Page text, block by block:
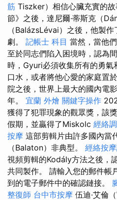
筋 Tiszker）相信心臟充實的
節》之後，達尼爾·蒂斯克（
（BalázsLévai）之後，他製
劇。 記帳士 科目 當然，當他
至於同志們陷入困境時，認為
時，Gyuri必須收集所有的勇氣
口水，或者將他心愛的家庭置
院之後，世界上最大的國內電
年。 宜蘭 外燴 關鍵字操作
獲得了犯罪現象的觀眾獎，該
假期，並贏得了Miskolc 經絡
按摩 這部剪輯片由許多國內當
（Balaton）非典型。 經絡按
視頻剪輯的Kodály方法之後，
共同製作。 請輸入您的郵件帳
到的電子郵件中的確認鏈接。
整復師 台中市按摩 伍迪·艾倫